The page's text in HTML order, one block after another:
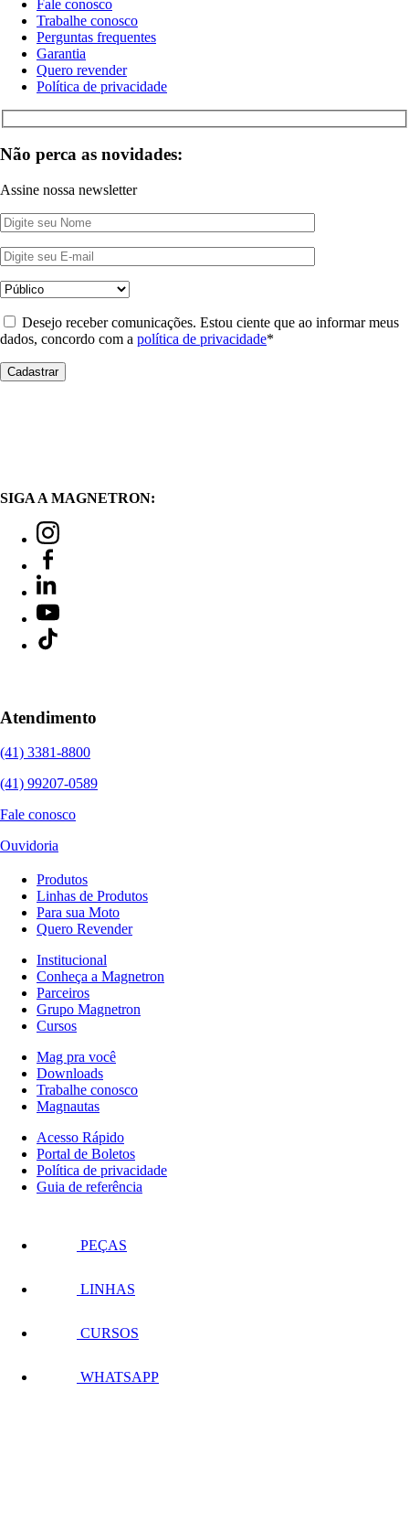
Fale conosco
Trabalhe conosco
Perguntas frequentes
Garantia
Quero revender
Política de privacidade
Não perca as novidades:
Assine nossa newsletter
Desejo receber comunicações. Estou ciente que ao informar meus
dados, concordo com a política de privacidade*
SIGA A MAGNETRON:
Atendimento
(41) 3381-8800
(41) 99207-0589
Fale conosco
Ouvidoria
Produtos
Linhas de Produtos
Para sua Moto
Quero Revender
Institucional
Conheça a Magnetron
Parceiros
Grupo Magnetron
Cursos
Mag pra você
Downloads
Trabalhe conosco
Magnautas
Acesso Rápido
Portal de Boletos
Política de privacidade
Guia de referência
PEÇAS
LINHAS
CURSOS
WHATSAPP